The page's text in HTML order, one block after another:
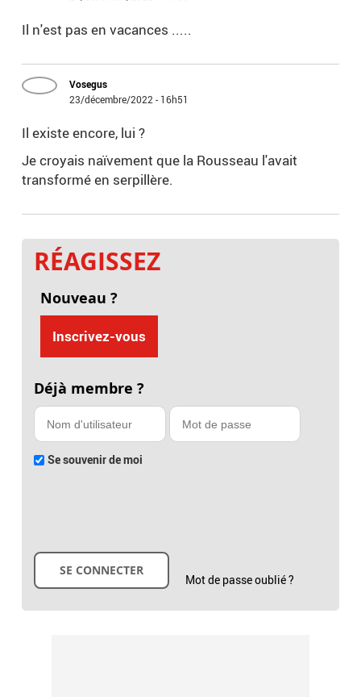
Il n'est pas en vacances .....
Vosegus
23/décembre/2022 - 16h51
Il existe encore, lui ?
Je croyais naïvement que la Rousseau l'avait
transformé en serpillère.
RÉAGISSEZ
Nouveau ?
Inscrivez-vous
Déjà membre ?
Se souvenir de moi
Mot de passe oublié ?